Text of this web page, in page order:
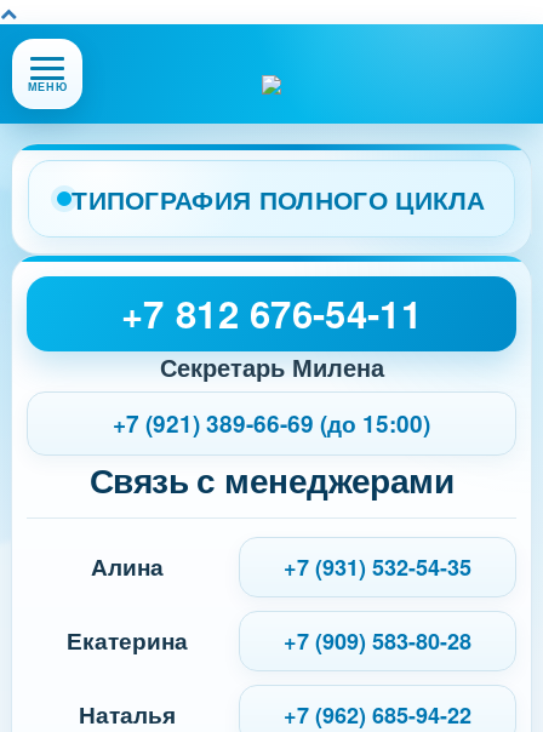
Открыть
или
меню
сайта
МЕНЮ
ТИПОГРАФИЯ ПОЛНОГО ЦИКЛА
+7 812 676-54-11
Секретарь Милена
+7 (921) 389-66-69 (до 15:00)
Связь с менеджерами
Алина +7 (931) 532-54-35
Екатерина +7 (909) 583-80-28
Наталья +7 (962) 685-94-22